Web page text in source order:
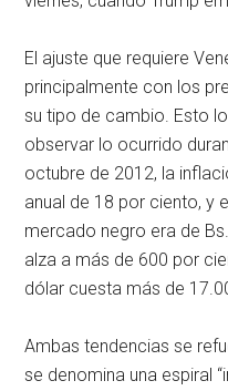
El ajuste que requiere
principalmente con los
su tipo de cambio. Esto
observar lo ocurrido
octubre de 2012, la
anual de 18 por ciento, y
mercado negro era de
alza a más de 600 por
dólar cuesta más de
Ambas tendencias se
se denomina una espiral